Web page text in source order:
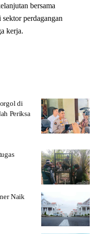
bersama
perdagangan
kerja.
di
Periksa
Naik